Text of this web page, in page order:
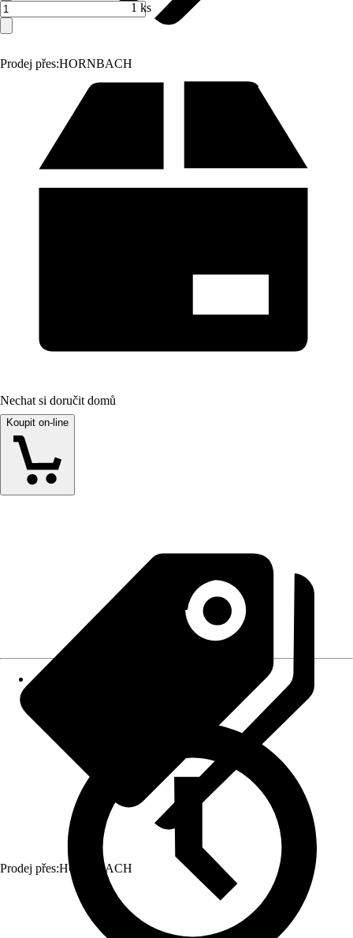
Prodej přes:HORNBACH
1 ks
Nechat si doručit domů
Koupit on-line
Prodej přes:HORNBACH